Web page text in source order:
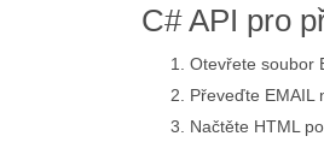
C# API pro
Otevřete soubor
Převeďte EMAIL
Načtěte HTML